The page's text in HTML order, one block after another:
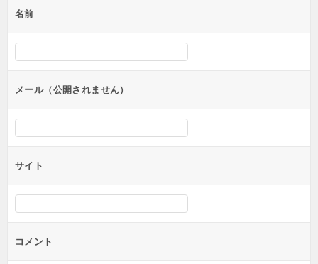
ー
シ
ン
名前
メール（公開されません）
サイト
コメント